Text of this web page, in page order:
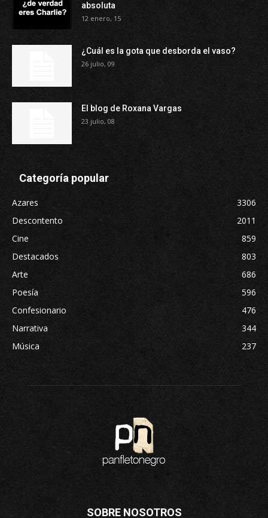
absoluta
12 enero, 15
¿Cuál es la gota que desborda el vaso?
26 julio, 09
El blog de Roxana Vargas
23 julio, 08
Categoría popular
Azares
3306
Descontento
2011
Cine
859
Destacados
803
Arte
686
Poesía
596
Confesionario
476
Narrativa
344
Música
237
SOBRE NOSOTROS